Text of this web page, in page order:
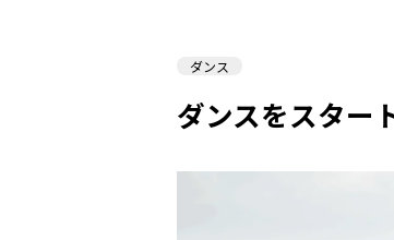
ダンス
ダンスをスター